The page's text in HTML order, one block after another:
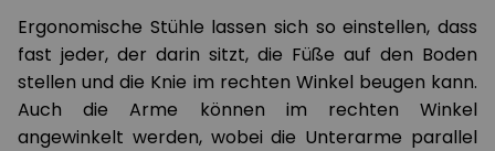
Ergonomische Stühle lassen sich so einstellen, dass
fast jeder, der darin sitzt, die Füße auf den Boden
stellen und die Knie im rechten Winkel beugen kann.
Auch die Arme können im rechten Winkel
angewinkelt werden, wobei die Unterarme parallel